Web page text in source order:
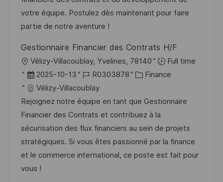
n
g
r
V
r
ö
f
f
e
n
t
l
i
c
i
votre équipe. Postulez dès maintenant pour faire
partie de notre aventure !
Gestionnaire Financier des Contrats H/F
O
r
t
Vélizy-Villacoublay, Yvelines, 78140
Full time
D
a
t
u
m
d
e
r
2025-10-13
J
o
b
-
I
D
R0303878
K
t
e
g
o
r
Finance
Vélizy-Villacoublay
Rejoignez notre équipe en tant que Gestionnaire
Financier des Contrats et contribuez à la
sécurisation des flux financiers au sein de projets
stratégiques. Si vous êtes passionné par la finance
et le commerce international, ce poste est fait pour
vous !